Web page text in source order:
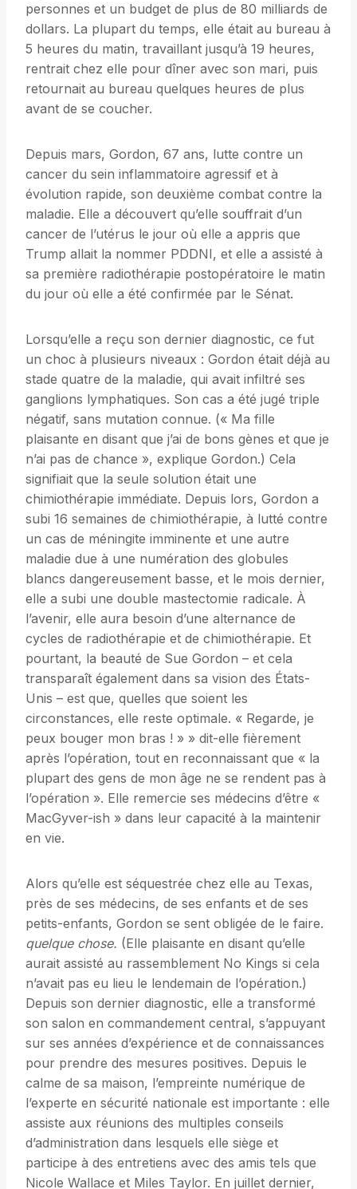
personnes et un budget de plus de 80 milliards de
dollars. La plupart du temps, elle était au bureau à
5 heures du matin, travaillant jusqu’à 19 heures,
rentrait chez elle pour dîner avec son mari, puis
retournait au bureau quelques heures de plus
avant de se coucher.
Depuis mars, Gordon, 67 ans, lutte contre un
cancer du sein inflammatoire agressif et à
évolution rapide, son deuxième combat contre la
maladie. Elle a découvert qu’elle souffrait d’un
cancer de l’utérus le jour où elle a appris que
Trump allait la nommer PDDNI, et elle a assisté à
sa première radiothérapie postopératoire le matin
du jour où elle a été confirmée par le Sénat.
Lorsqu’elle a reçu son dernier diagnostic, ce fut
un choc à plusieurs niveaux : Gordon était déjà au
stade quatre de la maladie, qui avait infiltré ses
ganglions lymphatiques. Son cas a été jugé triple
négatif, sans mutation connue. (« Ma fille
plaisante en disant que j’ai de bons gènes et que je
n’ai pas de chance », explique Gordon.) Cela
signifiait que la seule solution était une
chimiothérapie immédiate. Depuis lors, Gordon a
subi 16 semaines de chimiothérapie, à lutté contre
un cas de méningite imminente et une autre
maladie due à une numération des globules
blancs dangereusement basse, et le mois dernier,
elle a subi une double mastectomie radicale. À
l’avenir, elle aura besoin d’une alternance de
cycles de radiothérapie et de chimiothérapie. Et
pourtant, la beauté de Sue Gordon – et cela
transparaît également dans sa vision des États-
Unis – est que, quelles que soient les
circonstances, elle reste optimale. « Regarde, je
peux bouger mon bras ! » » dit-elle fièrement
après l’opération, tout en reconnaissant que « la
plupart des gens de mon âge ne se rendent pas à
l’opération ». Elle remercie ses médecins d’être «
MacGyver-ish » dans leur capacité à la maintenir
en vie.
Alors qu’elle est séquestrée chez elle au Texas,
près de ses médecins, de ses enfants et de ses
petits-enfants, Gordon se sent obligée de le faire.
quelque chose. (Elle plaisante en disant qu’elle
aurait assisté au rassemblement No Kings si cela
n’avait pas eu lieu le lendemain de l’opération.)
Depuis son dernier diagnostic, elle a transformé
son salon en commandement central, s’appuyant
sur ses années d’expérience et de connaissances
pour prendre des mesures positives. Depuis le
calme de sa maison, l’empreinte numérique de
l’experte en sécurité nationale est importante : elle
assiste aux réunions des multiples conseils
d’administration dans lesquels elle siège et
participe à des entretiens avec des amis tels que
Nicole Wallace et Miles Taylor. En juillet dernier,